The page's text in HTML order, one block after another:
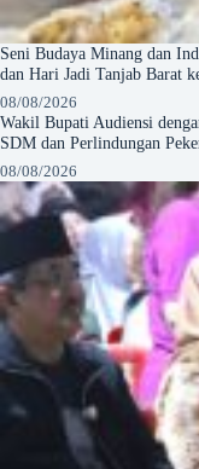
Seni Budaya Minang dan
dan Hari Jadi Tanjab Barat
08/08/2026
Wakil Bupati Audiensi
SDM dan Perlindungan
08/08/2026